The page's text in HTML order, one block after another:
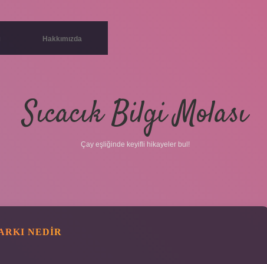
Hakkımızda
Sıcacık Bilgi Molası
Çay eşliğinde keyifli hikayeler bul!
NEDIR